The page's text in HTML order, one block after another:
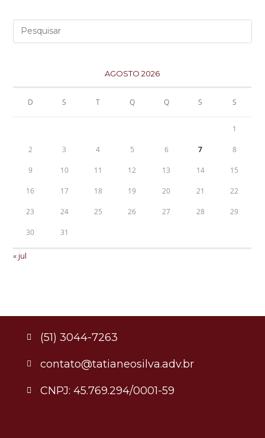
AGOSTO 2026
D S T Q Q S S
1
2 3 4 5 6 7 8
9 10 11 12 13 14 15
16 17 18 19 20 21 22
23 24 25 26 27 28 29
30 31
« jul
(51) 3044-7263
contato@tatianeosilva.adv.br
CNPJ: 45.769.294/0001-59